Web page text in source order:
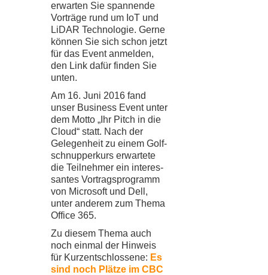
erwar­ten Sie span­nende
Vor­träge rund um IoT und
LiDAR Tech­no­lo­gie. Gerne
kön­nen Sie sich schon jetzt
für das Event anmel­den,
den Link dafür fin­den Sie
unten.
Am 16. Juni 2016 fand
unser Busi­ness Event unter
dem Motto „Ihr Pitch in die
Cloud“ statt. Nach der
Gele­gen­heit zu einem Golf­
schnup­per­kurs erwar­tete
die Teil­neh­mer ein inter­es­
san­tes Vor­trags­pro­gramm
von Micro­soft und Dell,
unter ande­rem zum Thema
Office 365.
Zu die­sem Thema auch
noch ein­mal der Hin­weis
für Kurz­ent­schlos­sene: Es
sind noch Plätze im CBC